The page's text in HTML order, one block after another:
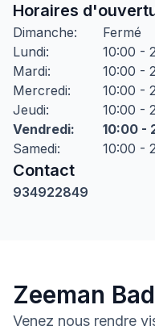
Horaires
Dimanche:
Fermé
Lundi:
10:00 -
Mardi:
10:00 -
Mercredi:
10:00 -
Jeudi:
10:00 -
Vendredi:
10:00 -
Samedi: 10:00 -
Contact
934922849
Zeeman
Venez nous rendre